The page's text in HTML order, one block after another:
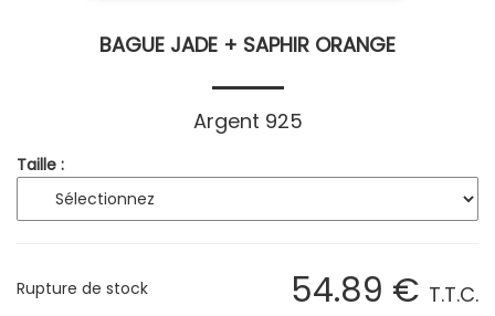
BAGUE JADE + SAPHIR ORANGE
Argent 925
Taille :
54.89 € T.T.C.
Rupture de stock